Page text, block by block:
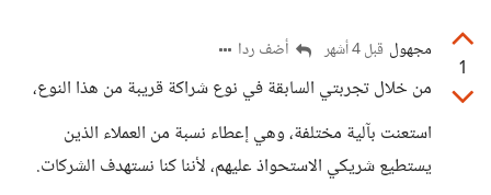
1
مجهول قبل 4 أشهر أضف ردا
من خلال تجربتي السابقة في نوع شراكة قريبة من هذا النوع،
استعنت بآلية مختلفة، وهي إعطاء نسبة من العملاء الذين
يستطيع شريكي الاستحواذ عليهم، لأننا كنا نستهدف الشركات.